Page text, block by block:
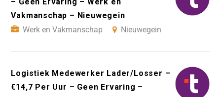
Vakmanschap – Nieuwegein
Werk en Vakmanschap
Nieuwegein
Logistiek Medewerker Lader/Losser –
€14,7 Per Uur – Geen Ervaring –